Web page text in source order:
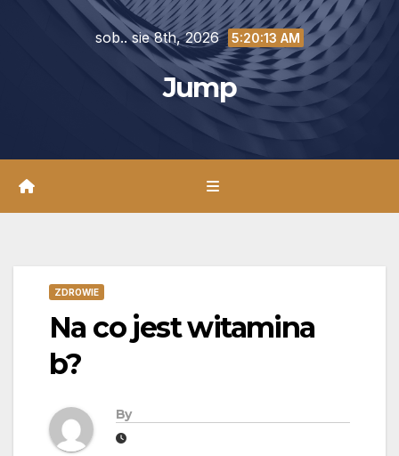
sob.. sie 8th, 2026 5:20:14 AM
Jump
ZDROWIE
Na co jest witamina
b?
By